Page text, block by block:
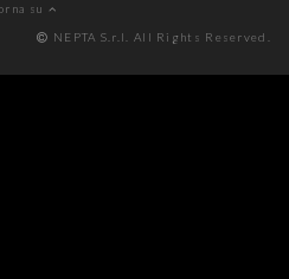
su
NEPTA S.r.l. All Rights Reserved.